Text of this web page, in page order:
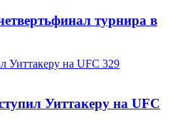
турнира в
Уиттакеру на UFC 329
Уиттакеру на UFC